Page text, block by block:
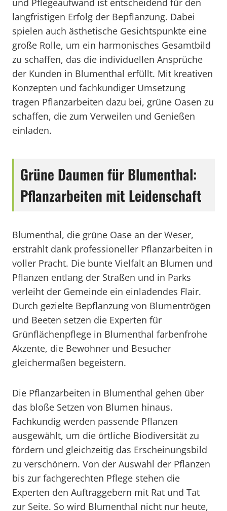
und Pflegeaufwand ist entscheidend für den
langfristigen Erfolg der Bepflanzung. Dabei
spielen auch ästhetische Gesichtspunkte eine
große Rolle, um ein harmonisches Gesamtbild
zu schaffen, das die individuellen Ansprüche
der Kunden in Blumenthal erfüllt. Mit kreativen
Konzepten und fachkundiger Umsetzung
tragen Pflanzarbeiten dazu bei, grüne Oasen zu
schaffen, die zum Verweilen und Genießen
einladen.
Grüne Daumen für Blumenthal:
Pflanzarbeiten mit Leidenschaft
Blumenthal, die grüne Oase an der Weser,
erstrahlt dank professioneller Pflanzarbeiten in
voller Pracht. Die bunte Vielfalt an Blumen und
Pflanzen entlang der Straßen und in Parks
verleiht der Gemeinde ein einladendes Flair.
Durch gezielte Bepflanzung von Blumentrögen
und Beeten setzen die Experten für
Grünflächenpflege in Blumenthal farbenfrohe
Akzente, die Bewohner und Besucher
gleichermaßen begeistern.
Die Pflanzarbeiten in Blumenthal gehen über
das bloße Setzen von Blumen hinaus.
Fachkundig werden passende Pflanzen
ausgewählt, um die örtliche Biodiversität zu
fördern und gleichzeitig das Erscheinungsbild
zu verschönern. Von der Auswahl der Pflanzen
bis zur fachgerechten Pflege stehen die
Experten den Auftraggebern mit Rat und Tat
zur Seite. So wird Blumenthal nicht nur heute,